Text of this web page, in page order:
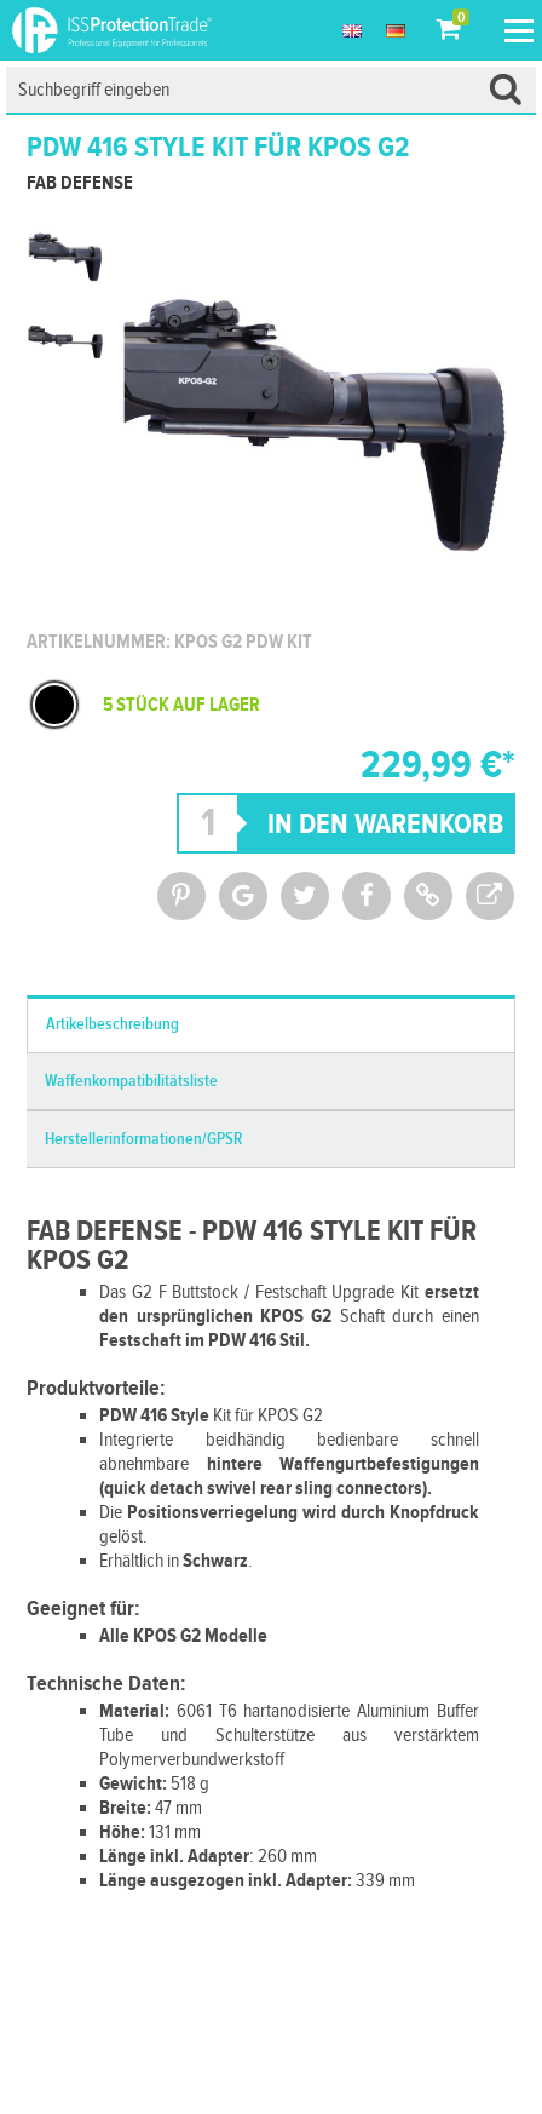
0
PDW 416 STYLE KIT FÜR KPOS G2
FAB DEFENSE
ARTIKELNUMMER: KPOS G2 PDW KIT
5 STÜCK AUF LAGER
229,99 €*
Artikelbeschreibung
Waffenkompatibilitätsliste
Herstellerinformationen/GPSR
FAB DEFENSE - PDW 416 STYLE KIT FÜR
KPOS G2
Das G2 F Buttstock / Festschaft Upgrade Kit ersetzt
den ursprünglichen KPOS G2 Schaft durch einen
Festschaft im PDW 416 Stil.
Produktvorteile:
PDW 416 Style Kit für KPOS G2
Integrierte beidhändig bedienbare schnell
abnehmbare hintere Waffengurtbefestigungen
(quick detach swivel rear sling connectors).
Die Positionsverriegelung wird durch Knopfdruck
gelöst.
Erhältlich inSchwarz.
Geeignet für:
Alle KPOS G2 Modelle
Technische Daten:
Material: 6061 T6 hartanodisierte Aluminium Buffer
Tube und Schulterstütze aus verstärktem
Polymerverbundwerkstoff
Gewicht: 518 g
Breite:47 mm
Höhe: 131 mm
Länge inkl. Adapter: 260 mm
Länge ausgezogen inkl. Adapter:339 mm